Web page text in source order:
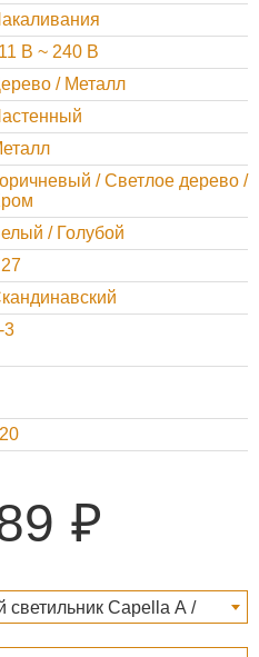
В ~ 240 В
/ Металл
/ Светлое дерево /
/ Голубой
3
светильник Capella А /